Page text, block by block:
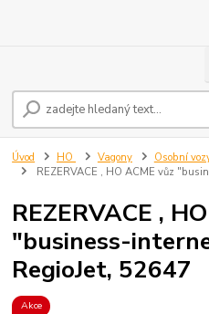
Úvod HO Vagony Osobní
REZERVACE , HO ACME vůz
REZERVACE ,
"business-
RegioJet, 52647
Akce